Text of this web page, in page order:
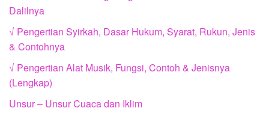
Dalilnya
√ Pengertian Syirkah, Dasar Hukum, Syarat, Rukun, Jenis
& Contohnya
√ Pengertian Alat Musik, Fungsi, Contoh & Jenisnya
(Lengkap)
Unsur – Unsur Cuaca dan Iklim